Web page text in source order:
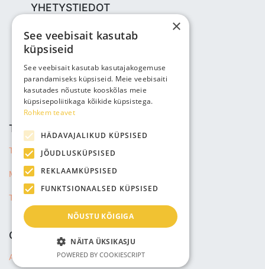
YHETYSTIEDOT
Vabaõhukooli tee 4, Tallinn, 12013
Reg nr: 14690362
ALV: EE102147285
Puhelin: +3725143691
info@bjuti.ee
TIEDOT
Tietosuojakäytänto
Myyntiehdot
Toimitustiedot
COMPANY
About us
×
See veebisait kasutab
küpsiseid
See veebisait kasutab kasutajakogemuse
parandamiseks küpsiseid. Meie veebisaiti
kasutades nõustute kooskõlas meie
küpsisepoliitikaga kõikide küpsistega.
Rohkem teavet
HÄDAVAJALIKUD KÜPSISED
JÕUDLUSKÜPSISED
REKLAAMKÜPSISED
FUNKTSIONAALSED KÜPSISED
NÕUSTU KÕIGIGA
NÄITA ÜKSIKASJU
POWERED BY COOKIESCRIPT